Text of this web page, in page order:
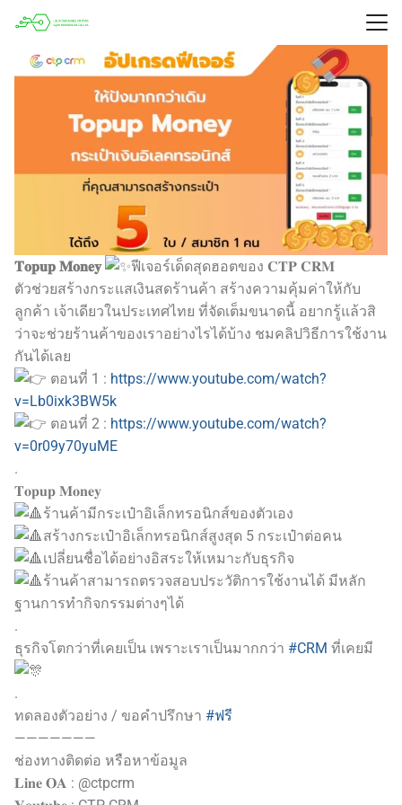
𝐓𝐨𝐩𝐮𝐩 𝐌𝐨𝐧𝐞𝐲
ฟีเจอร์เด็ดสุดฮอตของ 𝐂𝐓𝐏 𝐂𝐑𝐌
ตัวช่วยสร้างกระแสเงินสดร้านค้า สร้างความคุ้มค่าให้กับ
ลูกค้า เจ้าเดียวในประเทศไทย ที่จัดเต็มขนาดนี้ อยากรู้แล้วสิ
ว่าจะช่วยร้านค้าของเราอย่างไรได้บ้าง ชมคลิปวิธีการใช้งาน
กันได้เลย
ตอนที่ 1 : https://www.youtube.com/watch?
v=Lb0ixk3BW5k
ตอนที่ 2 : https://www.youtube.com/watch?
v=0r09y70yuME
.
𝐓𝐨𝐩𝐮𝐩 𝐌𝐨𝐧𝐞𝐲
ร้านค้ามีกระเป๋าอิเล็กทรอนิกส์ของตัวเอง
สร้างกระเป๋าอิเล็กทรอนิกส์สูงสุด 5 กระเป๋าต่อคน
เปลี่ยนชื่อได้อย่างอิสระให้เหมาะกับธุรกิจ
ร้านค้าสามารถตรวจสอบประวัติการใช้งานได้ มีหลัก
ฐานการทำกิจกรรมต่างๆได้
.
ธุรกิจโตกว่าที่เคยเป็น เพราะเราเป็นมากกว่า #CRM ที่เคยมี
.
ทดลองตัวอย่าง / ขอคำปรึกษา #ฟรี
———————
ช่องทางติดต่อ หรือหาข้อมูล
𝐋𝐢𝐧𝐞 𝐎𝐀 : @ctpcrm